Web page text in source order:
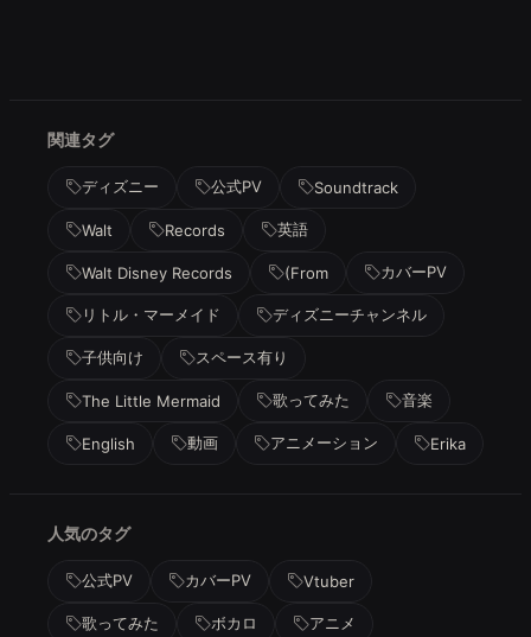
関連タグ
ディズニー 公式PV Soundtrack
Walt Records 英語
Walt Disney Records (From カバーPV
リトル・マーメイド ディズニーチャンネル
子供向け スペース有り
The Little Mermaid 歌ってみた 音楽
English 動画 アニメーション Erika
人気のタグ
公式PV カバーPV Vtuber
歌ってみた ボカロ アニメ